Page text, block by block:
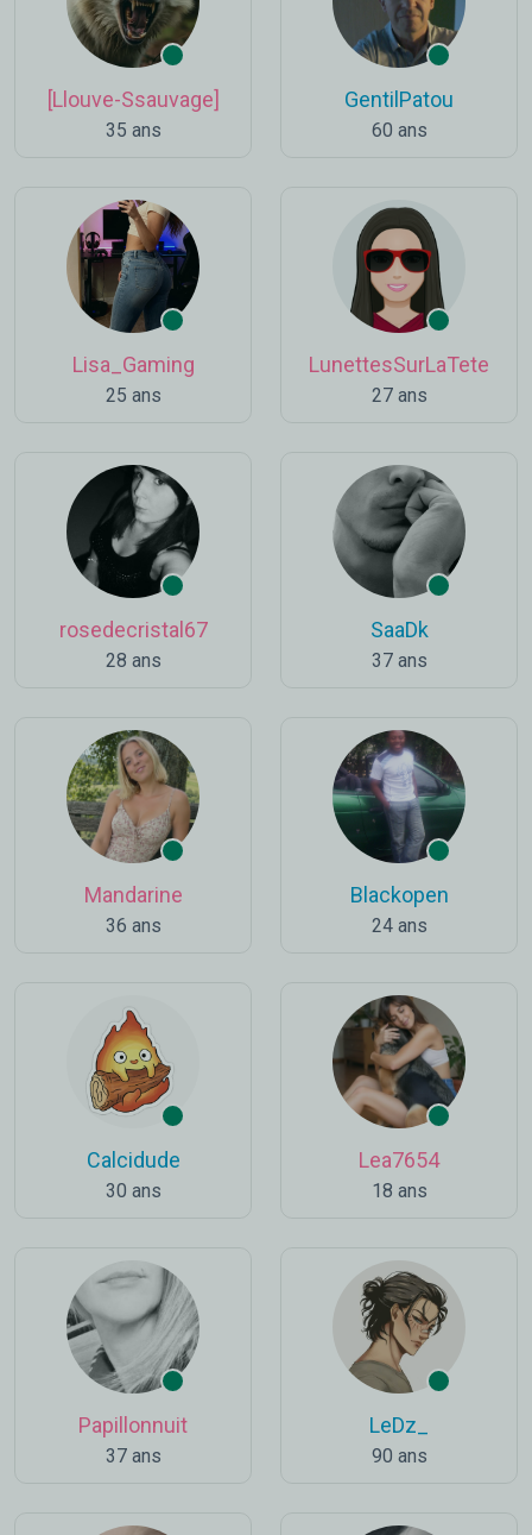
[Llouve-Ssauvage]
35 ans
GentilPatou
60 ans
Lisa_Gaming
25 ans
LunettesSurLaTete
27 ans
rosedecristal67
28 ans
SaaDk
37 ans
Mandarine
36 ans
Blackopen
24 ans
Calcidude
30 ans
Lea7654
18 ans
Papillonnuit
37 ans
LeDz_
90 ans